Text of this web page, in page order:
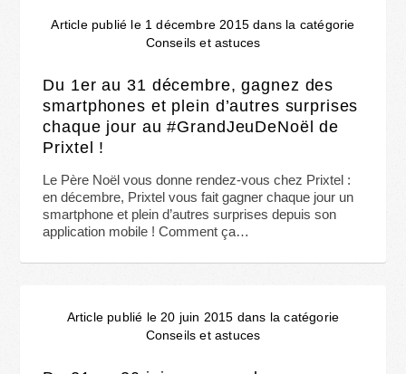
Article publié le 1 décembre 2015 dans la catégorie
Conseils et astuces
Du 1er au 31 décembre, gagnez des
smartphones et plein d’autres surprises
chaque jour au #GrandJeuDeNoël de
Prixtel !
Le Père Noël vous donne rendez-vous chez Prixtel :
en décembre, Prixtel vous fait gagner chaque jour un
smartphone et plein d’autres surprises depuis son
application mobile ! Comment ça…
Article publié le 20 juin 2015 dans la catégorie
Conseils et astuces